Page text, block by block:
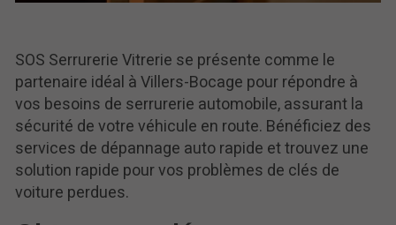
SOS Serrurerie Vitrerie se présente comme le
partenaire idéal à Villers-Bocage pour répondre à
vos besoins de serrurerie automobile, assurant la
sécurité de votre véhicule en route. Bénéficiez des
services de dépannage auto rapide et trouvez une
solution rapide pour vos problèmes de clés de
voiture perdues.